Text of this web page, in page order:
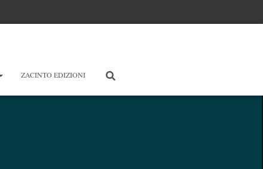
ZACINTO EDIZIONI